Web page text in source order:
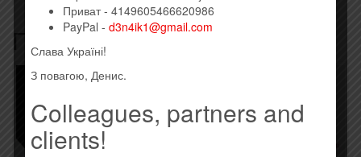
Похожие товары
Приват - 4149605466620986
PayPal - d3n4ik1@gmail.com
Слава Україні!
З повагою, Денис.
Colleagues, partners and
clients!